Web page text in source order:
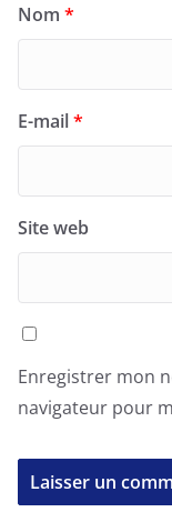
Nom *
E-mail*
Site web
Enregistrer mon
navigateur pour